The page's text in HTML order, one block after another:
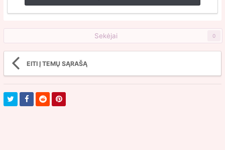
Sekėjai 0
EITI Į TEMŲ SĄRAŠĄ